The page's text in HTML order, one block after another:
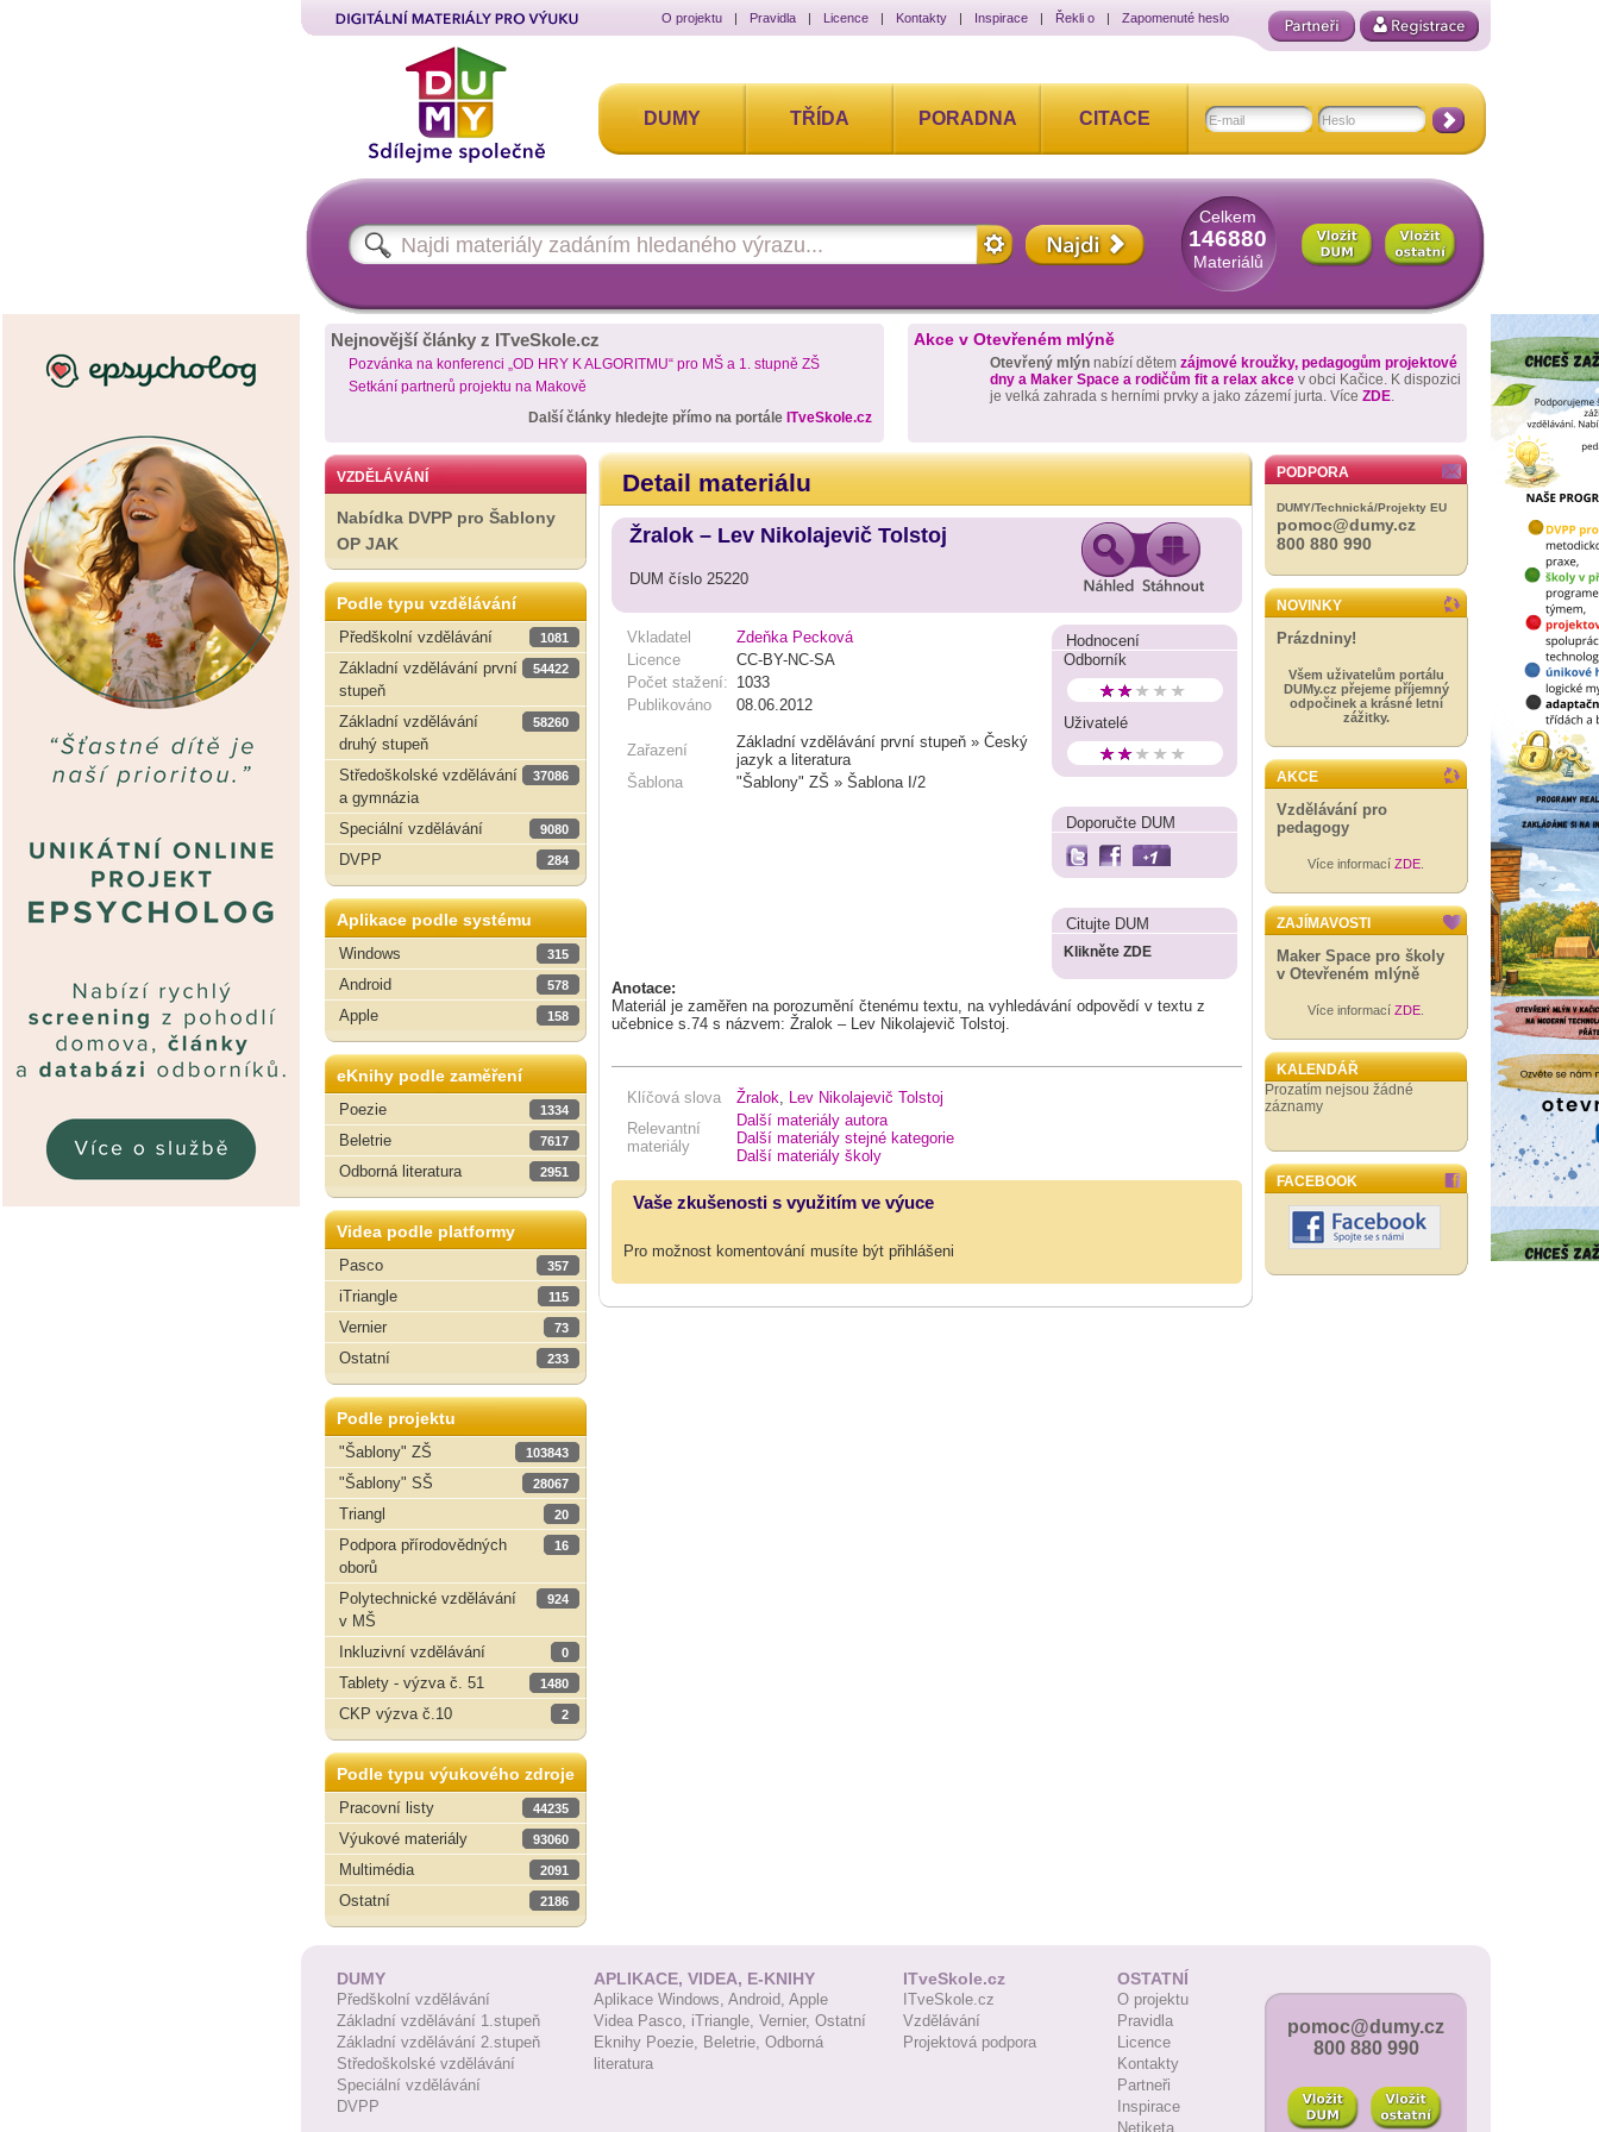
O projektu | Pravidla | Licence | Kontakty | Inspirace | Řekli o | Zapomenuté heslo
DUMY TŘÍDA PORADNA CITACE
Celkem
146880
Materiálů
Nejnovější články z ITveSkole.cz
Pozvánka na konferenci „OD HRY K ALGORITMU“ pro MŠ a 1. stupně ZŠ
Setkání partnerů projektu na Makově
Další články hledejte přímo na portále ITveSkole.cz
Akce v Otevřeném mlýně
Otevřený mlýn nabízí dětem zájmové kroužky, pedagogům projektové
dny a Maker Space a rodičům fit a relax akce v obci Kačice. K dispozici
je velká zahrada s herními prvky a jako zázemí jurta. Více ZDE.
VZDĚLÁVÁNÍ
Nabídka DVPP pro Šablony
OP JAK
Podle typu vzdělávání
Předškolní vzdělávání
1081
Základní vzdělávání první
stupeň
54422
Základní vzdělávání
druhý stupeň
58260
Středoškolské vzdělávání
a gymnázia
37086
Speciální vzdělávání 9080
DVPP 284
Aplikace podle systému
Windows
315
Android 578
Apple 158
eKnihy podle zaměření
Poezie
1334
Beletrie 7617
Odborná literatura 2951
Videa podle platformy
Pasco
357
iTriangle 115
Vernier 73
Ostatní 233
Podle projektu
"Šablony" ZŠ
103843
"Šablony" SŠ 28067
Triangl 20
Podpora přírodovědných
oborů
16
Polytechnické vzdělávání
v MŠ
924
Inkluzivní vzdělávání 0
Tablety - výzva č. 51 1480
CKP výzva č.10 2
Podle typu výukového zdroje
Pracovní listy
44235
Výukové materiály 93060
Multimédia 2091
Ostatní 2186
Detail materiálu
Žralok – Lev Nikolajevič Tolstoj
DUM číslo 25220
Vkladatel
Zdeňka Pecková
Licence
CC-BY-NC-SA
Počet stažení: 1033
Publikováno
08.06.2012
Zařazení
Základní vzdělávání první stupeň » Český
jazyk a literatura
Šablona
"Šablony" ZŠ » Šablona I/2
Hodnocení
Odborník
Uživatelé
Doporučte DUM
Citujte DUM
Klikněte ZDE
Anotace:
Materiál je zaměřen na porozumění čtenému textu, na vyhledávání odpovědí v textu z
učebnice s.74 s názvem: Žralok – Lev Nikolajevič Tolstoj.
Klíčová slova Žralok
Lev Nikolajevič Tolstoj
Relevantní
materiály
Další materiály autora
Další materiály stejné kategorie
Další materiály školy
Vaše zkušenosti s využitím ve výuce
Pro možnost komentování musíte být přihlášeni
PODPORA
DUMY/Technická/Projekty EU
pomoc@dumy.cz
800 880 990
NOVINKY
Prázdniny!
Všem uživatelům portálu
DUMy.cz přejeme příjemný
odpočinek a krásné letní
zážitky.
AKCE
Vzdělávání pro
pedagogy
Více informací ZDE
ZAJÍMAVOSTI
Maker Space pro školy
v Otevřeném mlýně
Více informací ZDE
KALENDÁŘ
Prozatím nejsou žádné
záznamy
FACEBOOK
DUMY
Předškolní vzdělávání
Základní vzdělávání 1.stupeň
Základní vzdělávání 2.stupeň
Středoškolské vzdělávání
Speciální vzdělávání
DVPP
APLIKACE, VIDEA, E-KNIHY
Aplikace Windows, Android, Apple
Videa Pasco, iTriangle, Vernier, Ostatní
Eknihy Poezie, Beletrie, Odborná
literatura
ITveSkole.cz
ITveSkole.cz
Vzdělávání
Projektová podpora
OSTATNÍ
O projektu
Pravidla
Licence
Kontakty
Partneři
Inspirace
Netiketa
pomoc@dumy.cz
800 880 990